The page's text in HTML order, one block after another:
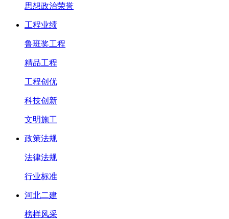
思想政治荣誉
工程业绩
鲁班奖工程
精品工程
工程创优
科技创新
文明施工
政策法规
法律法规
行业标准
河北二建
榜样风采